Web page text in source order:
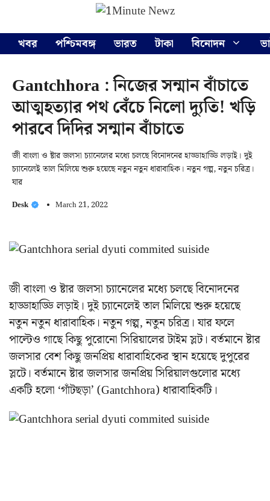
content
খবর
পশ্চিমবঙ্গ ভারত টাকা বিনোদন
Gantchhora : নিজের সন্মান বাঁচাতে
আত্মহত্যার পথ বেঁচে নিলো দ্যুতি! খড়ি
পারবে দিদির সন্মান বাঁচাতে
জী বাংলা ও ষ্টার জলসা চ্যানেলের মধ্যে চলছে বিনোদনের হাড্ডাহাড্ডি লড়াই। দুই
চ্যানেলেই তাল মিলিয়ে শুরু হয়েছে নতুন নতুন ধারাবাহিক। নতুন গল্প, নতুন চরিত্র।
যার
Desk March 21, 2022
জী বাংলা ও ষ্টার জলসা চ্যানেলের মধ্যে চলছে বিনোদনের
হাড্ডাহাড্ডি লড়াই। দুই চ্যানেলেই তাল মিলিয়ে শুরু হয়েছে
নতুন নতুন ধারাবাহিক। নতুন গল্প, নতুন চরিত্র। যার ফলে
পাল্টেও গাছে কিছু পুরোনো সিরিয়ালের টাইম স্লট। বর্তমানে ষ্টার
জলসার বেশ কিছু জনপ্রিয় ধারাবাহিকের স্থান হয়েছে দুপুরের
স্লটে। বর্তমানে ষ্টার জলসার জনপ্রিয় সিরিয়ালগুলোর মধ্যে
একটি হলো ‘গাঁটছড়া’ (Gantchhora) ধারাবাহিকটি।